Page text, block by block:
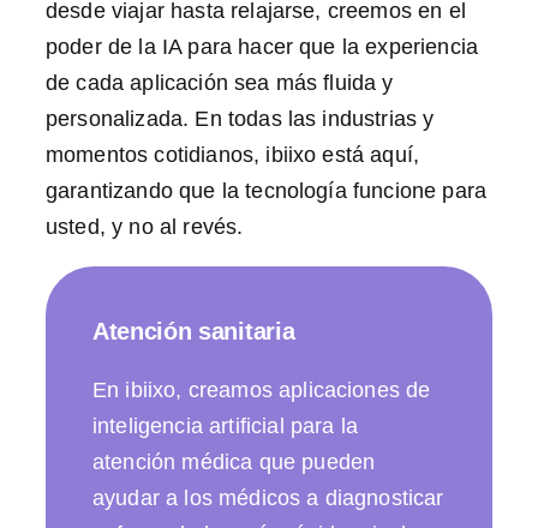
desde viajar hasta relajarse, creemos en el
poder de la IA para hacer que la experiencia
de cada aplicación sea más fluida y
personalizada. En todas las industrias y
momentos cotidianos, ibiixo está aquí,
garantizando que la tecnología funcione para
usted, y no al revés.
Atención sanitaria
En ibiixo, creamos aplicaciones de
inteligencia artificial para la
atención médica que pueden
ayudar a los médicos a diagnosticar